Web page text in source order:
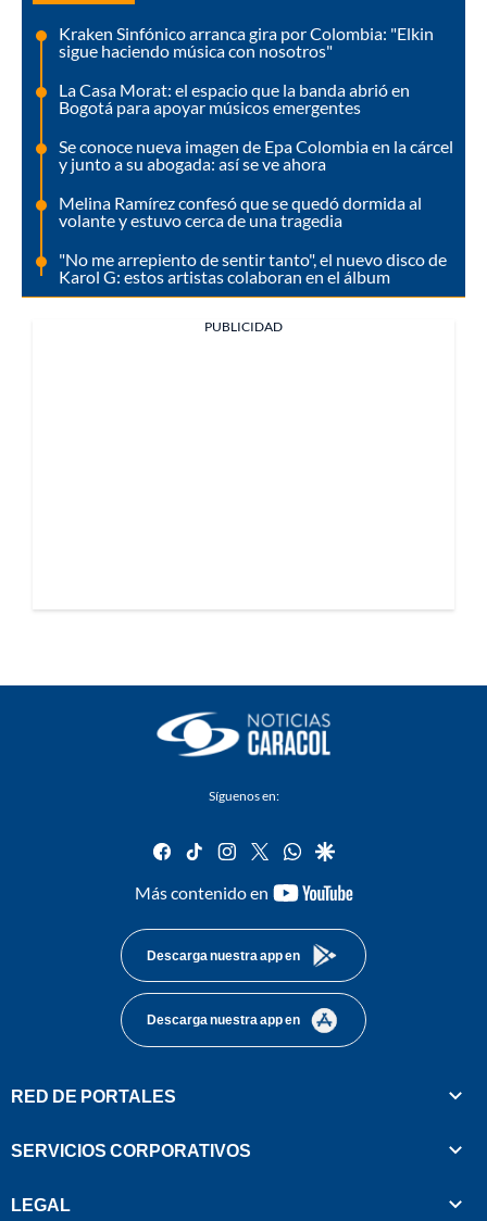
Kraken Sinfónico arranca gira por Colombia: "Elkin
sigue haciendo música con nosotros"
La Casa Morat: el espacio que la banda abrió en
Bogotá para apoyar músicos emergentes
Se conoce nueva imagen de Epa Colombia en la cárcel
y junto a su abogada: así se ve ahora
Melina Ramírez confesó que se quedó dormida al
volante y estuvo cerca de una tragedia
"No me arrepiento de sentir tanto", el nuevo disco de
Karol G: estos artistas colaboran en el álbum
PUBLICIDAD
Síguenos en:
facebook
tiktok instagram
twitterwhatsapp
google
Más contenido en
youtube-
Descarga nuestra app en
Descarga nuestra app en
RED DE PORTALES
SERVICIOS CORPORATIVOS
LEGAL